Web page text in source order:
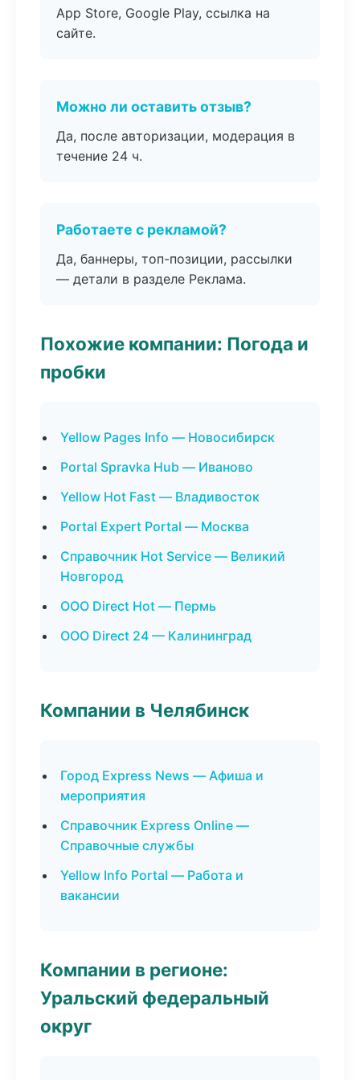
App Store, Google Play, ссылка на
сайте.
Можно ли оставить отзыв?
Да, после авторизации, модерация в
течение 24 ч.
Работаете с рекламой?
Да, баннеры, топ-позиции, рассылки
— детали в разделе Реклама.
Похожие компании: Погода и
пробки
Yellow Pages Info — Новосибирск
Portal Spravka Hub — Иваново
Yellow Hot Fast — Владивосток
Portal Expert Portal — Москва
Справочник Hot Service — Великий
Новгород
ООО Direct Hot — Пермь
ООО Direct 24 — Калининград
Компании в Челябинск
Город Express News — Афиша и
мероприятия
Справочник Express Online —
Справочные службы
Yellow Info Portal — Работа и
вакансии
Компании в регионе:
Уральский федеральный
округ